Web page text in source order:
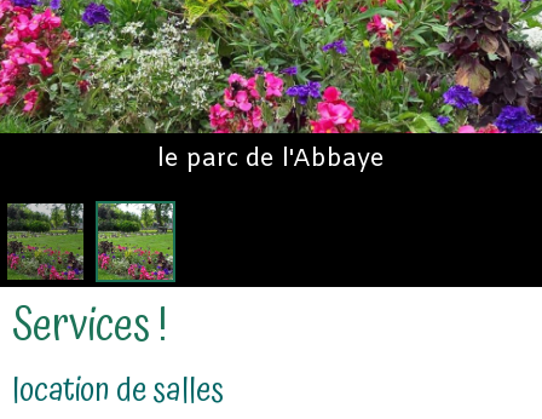
le parc de l'Abbaye
Services !
location de salles